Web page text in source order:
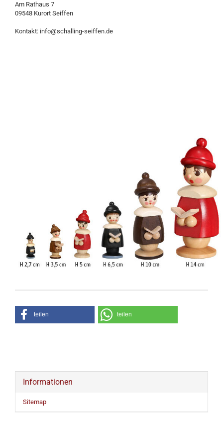
Am Rathaus 7
09548 Kurort Seiffen
Kontakt: info@schalling-seiffen.de
teilen teilen
Informationen
Sitemap